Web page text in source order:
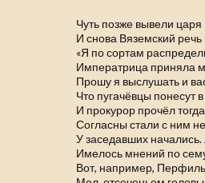
Чуть позже вывели царя
И снова Вяземский
«Я по сортам
Императрица приняла
Прошу я выслушать и
Что пугачёвцы понесут
И прокурор прочёл
Согласны стали с ним
У заседавших
Имелось мнений по
Вот, например,